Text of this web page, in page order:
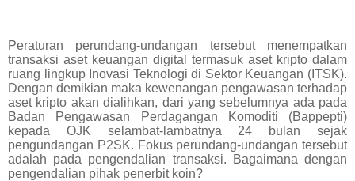
Peraturan perundang-undangan tersebut menempatkan
transaksi aset keuangan digital termasuk aset kripto dalam
ruang lingkup Inovasi Teknologi di Sektor Keuangan (ITSK).
Dengan demikian maka kewenangan pengawasan terhadap
aset kripto akan dialihkan, dari yang sebelumnya ada pada
Badan Pengawasan Perdagangan Komoditi (Bappepti)
kepada OJK selambat-lambatnya 24 bulan sejak
pengundangan P2SK. Fokus perundang-undangan tersebut
adalah pada pengendalian transaksi. Bagaimana dengan
pengendalian pihak penerbit koin?